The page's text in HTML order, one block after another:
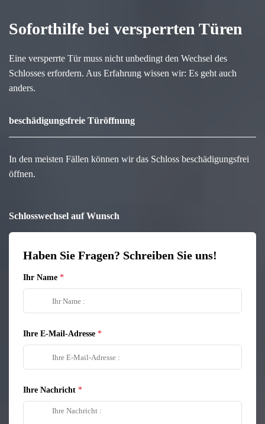
Soforthilfe bei versperrten Türen
Eine versperrte Tür muss nicht unbedingt den Wechsel des
Schlosses erfordern. Aus Erfahrung wissen wir: Es geht auch
anders.
beschädigungsfreie Türöffnung
In den meisten Fällen können wir das Schloss beschädigungsfrei
öffnen.
Schlosswechsel auf Wunsch
Haben Sie Fragen? Schreiben Sie uns!
Ihr Name
Ihre E-Mail-Adresse
Ihre Nachricht